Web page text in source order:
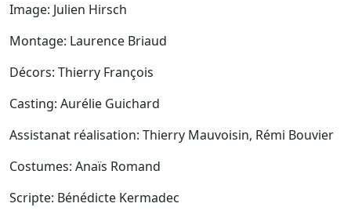
Image: Julien Hirsch
Montage: Laurence Briaud
Décors: Thierry François
Casting: Aurélie Guichard
Assistanat réalisation: Thierry Mauvoisin, Rémi Bouvier
Costumes: Anaïs Romand
Scripte: Bénédicte Kermadec